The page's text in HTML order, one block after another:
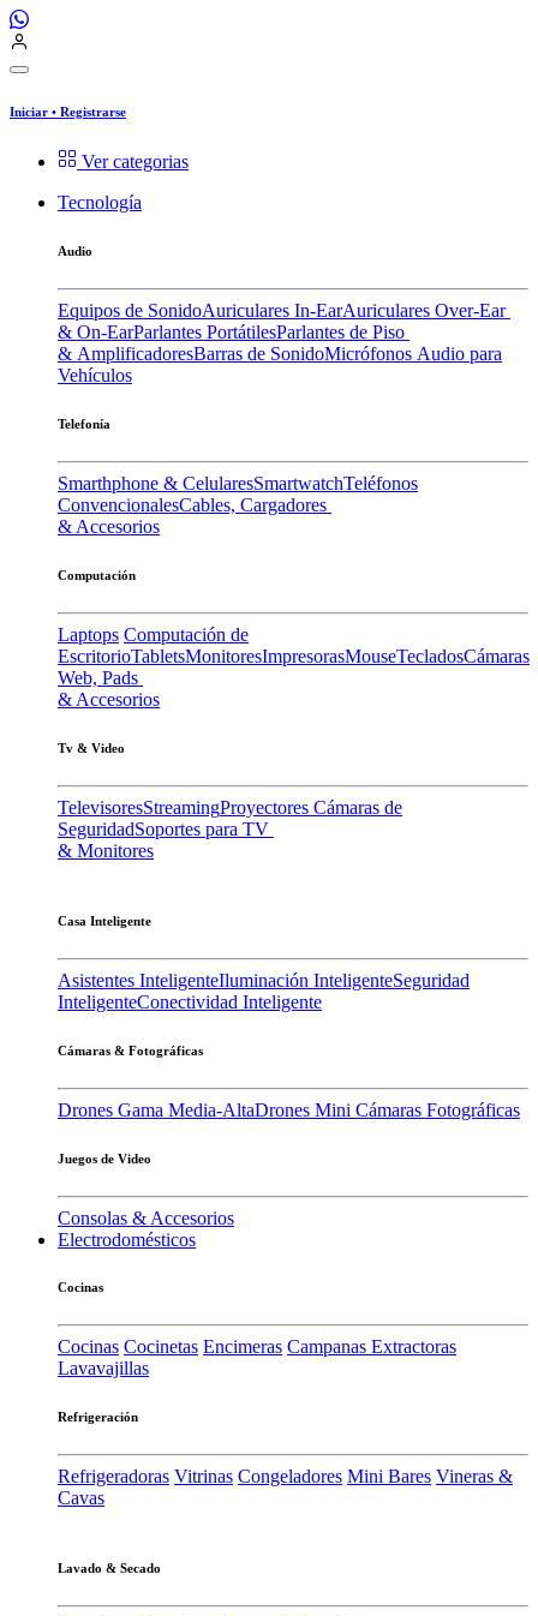
Iniciar • Registrarse
Ver categorias
Tecnología
Audio
Equipos de SonidoAuriculares In-EarAuriculares Over-Ear
& On-EarParlantes PortátilesParlantes de Piso
& AmplificadoresBarras de SonidoMicrófonos Audio para
Vehículos
Telefonía
Smarthphone & CelularesSmartwatchTeléfonos
ConvencionalesCables, Cargadores
& Accesorios
Computación
Laptops Computación de
EscritorioTabletsMonitoresImpresorasMouseTecladosCámaras
Web, Pads
& Accesorios
Tv & Video
TelevisoresStreamingProyectores Cámaras de
SeguridadSoportes para TV
& Monitores
Casa Inteligente
Asistentes InteligenteIluminación InteligenteSeguridad
InteligenteConectividad Inteligente
Cámaras & Fotográficas
Drones Gama Media-AltaDrones Mini Cámaras Fotográficas
Juegos de Video
Consolas & Accesorios
Electrodomésticos
Cocinas
Cocinas Cocinetas Encimeras Campanas Extractoras
Lavavajillas
Refrigeración
Refrigeradoras Vitrinas Congeladores Mini Bares Vineras &
Cavas
Lavado & Secado